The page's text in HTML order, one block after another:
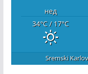
нед
34°C/ 17°C
Sremski